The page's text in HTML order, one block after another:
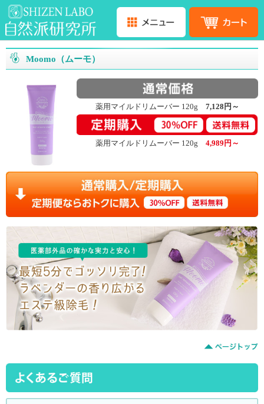
Moomo（ムーモ）
薬用マイルドリムーバー 120g 7,128円～
薬用マイルドリムーバー 120g 4,989円～